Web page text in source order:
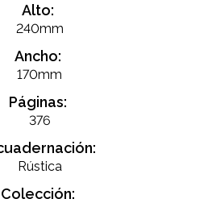
Alto:
240mm
Ancho:
170mm
Páginas:
376
Rústica
Colección: